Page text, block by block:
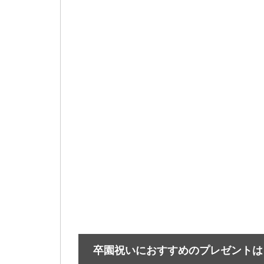
卒園祝いにおすすめのプレゼント